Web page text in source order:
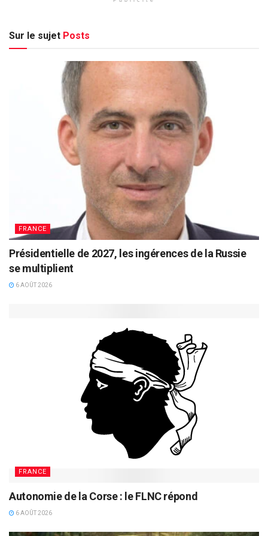
Sur le sujet Posts
FRANCE
Présidentielle de 2027, les ingérences de la Russie
se multiplient
6 AOÛT 2026
FRANCE
Autonomie de la Corse : le FLNC répond
6 AOÛT 2026